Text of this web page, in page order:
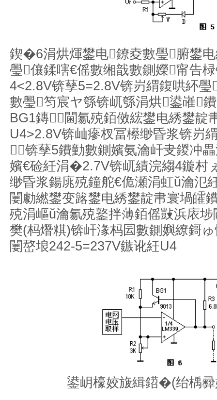
鍥�6涓烘煇鐢电鐐夌數璺腑鐢
璺儴鍒嗐€傜數缃戠數鍘嬫甯告
4<2.8V锛孶5=2.8V锛岃緭鍑哄紑
數璺笉宸ヤ綔锛屼綔涓烘鍙嶉
BG1鏄閫氱殑銆傚綋鐢电綉鐢靛
U4>2.8V锛屾瘮杈冨櫒缈昏浆锛岃
锛孶5鐨勭數鍘嬪氨瀹屽叏鍐冲
嬪€硷紝涓�2.7V锛屼績浣縐4鏇村
缈昏浆鍚庣殑鐘舵€佹瀬涓虹ǔ瀹氾
闄勮繎鐢变簬鐢电綉鐢靛帇寰堝皬
殑涓嶇ǔ瀹氱殑鐜拌薄銆傜敱浜庡
樊(杩熸粸)锛屽湪杩囩數鍘嬩繚鎶
闄嶅埌242-5=237V鏃讹紝U4
鍙岄檺姣旇緝鍣�(绐楀